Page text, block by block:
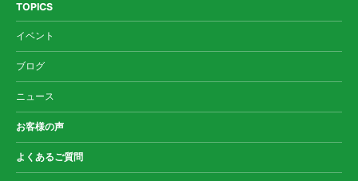
TOPICS
イベント
ブログ
ニュース
お客様の声
よくあるご質問